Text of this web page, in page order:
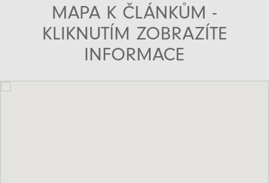
MAPA K ČLÁNKŮM -
KLIKNUTÍM ZOBRAZÍTE
INFORMACE